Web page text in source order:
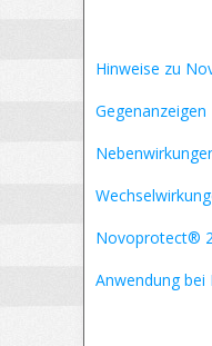
Hinweise zu
Gegenanzeigen
Novoprotect®
Anwendung bei